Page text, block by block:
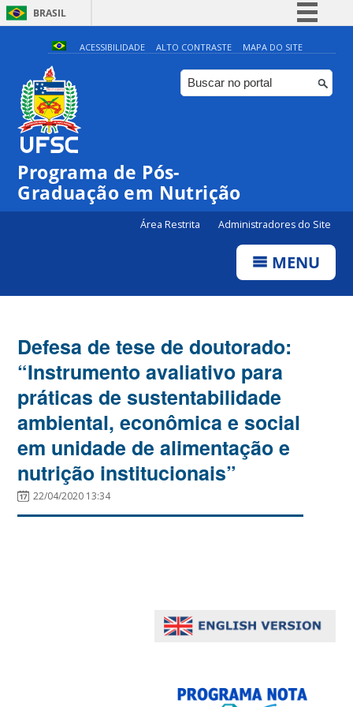
BRASIL
Simplifique!
Comunica BR
Participe
ACESSIBILIDADE ALTO CONTRASTE MAPA DO SITE
Programa de Pós-
Graduação em Nutrição
Área Restrita Administradores do Site
MENU
Defesa de tese de doutorado:
“Instrumento avaliativo para
práticas de sustentabilidade
ambiental, econômica e social
em unidade de alimentação e
nutrição institucionais”
22/04/2020 13:34